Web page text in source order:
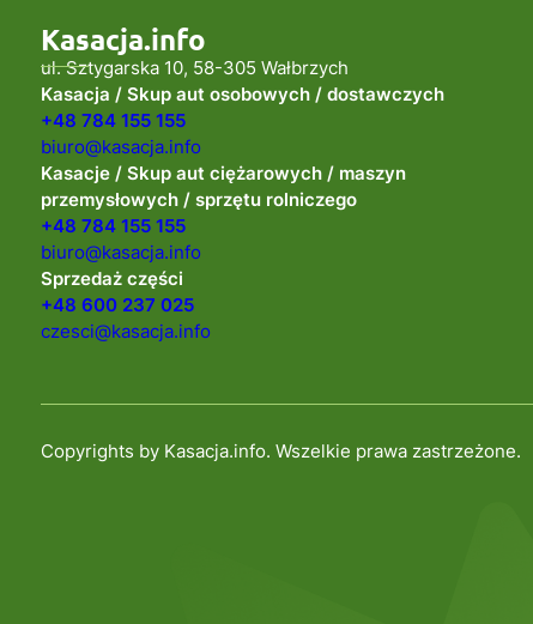
Kasacja.info
ul. Sztygarska 10, 58-305 Wałbrzych
Kasacja / Skup aut osobowych / dostawczych
+48 784 155 155
biuro@kasacja.info
Kasacje / Skup aut ciężarowych / maszyn
przemysłowych / sprzętu rolniczego
+48 784 155 155
biuro@kasacja.info
Sprzedaż części
+48 600 237 025
czesci@kasacja.info
Copyrights by Kasacja.info. Wszelkie prawa zastrzeżone.